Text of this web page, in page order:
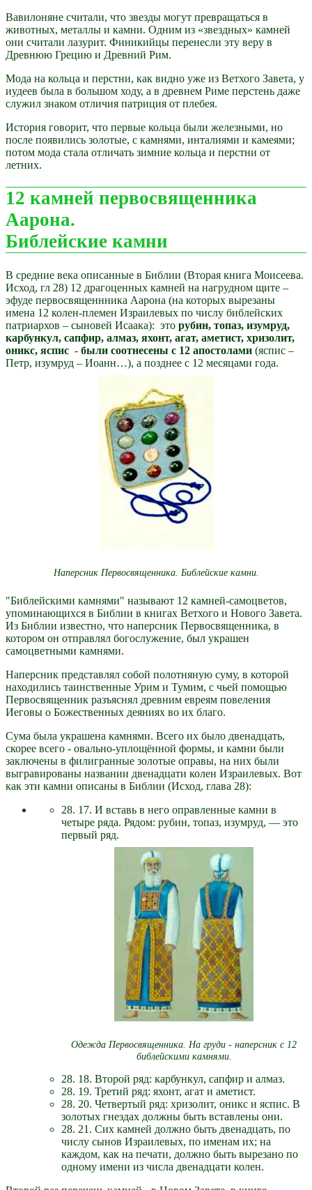
Вавилоняне считали, что звезды могут превращаться в
животных, металлы и камни. Одним из «звездных» камней
они считали лазурит. Финикийцы перенесли эту веру в
Древнюю Грецию и Древний Рим.
Мода на кольца и перстни, как видно уже из Ветхого Завета, у
иудеев была в большом ходу, а в древнем Риме перстень даже
служил знаком отличия патриция от плебея.
История говорит, что первые кольца были железными, но
после появились золотые, с камнями, инталиями и камеями;
потом мода стала отличать зимние кольца и перстни от
летних.
12 камней первосвященника
Аарона.
Библейские камни
В средние века описанные в Библии (Вторая книга Моисеева.
Исход, гл 28) 12 драгоценных камней на нагрудном щите –
эфуде первосвященнника Аарона (на которых вырезаны
имена 12 колен-племен Израилевых по числу библейских
патриархов – сыновей Исаака): это рубин, топаз, изумруд,
карбункул, сапфир, алмаз, яхонт, агат, аметист, хризолит,
оникс, яспис - были соотнесены с 12 апостолами (яспис –
Петр, изумруд – Иоанн…), а позднее с 12 месяцами года.
Наперсник Первосвященника. Библейские камни.
"Библейскими камнями" называют 12 камней-самоцветов,
упоминающихся в Библии в книгах Ветхого и Нового Завета.
Из Библии известно, что наперсник Первосвященника, в
котором он отправлял богослужение, был украшен
самоцветными камнями.
Наперсник представлял собой полотняную суму, в которой
находились таинственные Урим и Тумим, с чьей помощью
Первосвященник разъяснял древним евреям повеления
Иеговы о Божественных деяниях во их благо.
Сума была украшена камнями. Всего их было двенадцать,
скорее всего - овально-уплощённой формы, и камни были
заключены в филигранные золотые оправы, на них были
выгравированы названии двенадцати колен Израилевых. Вот
как эти камни описаны в Библии (Исход, глава 28):
28. 17. И вставь в него оправленные камни в
четыре ряда. Рядом: рубин, топаз, изумруд, — это
первый ряд.
Одежда Первосвященника. На груди - наперсник с 12
библейскими камнями.
28. 18. Второй ряд: карбункул, сапфир и алмаз.
28. 19. Третий ряд: яхонт, агат и аметист.
28. 20. Четвертый ряд: хризолит, оникс и яспис. В
золотых гнездах должны быть вставлены они.
28. 21. Сих камней должно быть двенадцать, по
числу сынов Израилевых, по именам их; на
каждом, как на печати, должно быть вырезано по
одному имени из числа двенадцати колен.